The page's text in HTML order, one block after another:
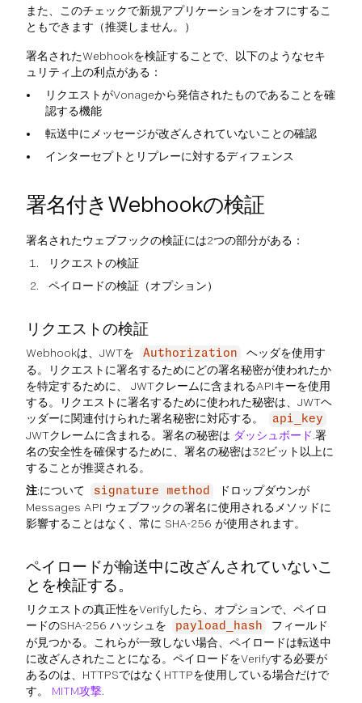
また、このチェックで新規アプリケーションをオフにするこ
ともできます（推奨しません。）
署名されたWebhookを検証することで、以下のようなセキ
ュリティ上の利点がある：
リクエストがVonageから発信されたものであることを確
認する機能
転送中にメッセージが改ざんされていないことの確認
インターセプトとリプレーに対するディフェンス
署名付きWebhookの検証
署名されたウェブフックの検証には2つの部分がある：
リクエストの検証
ペイロードの検証（オプション）
リクエストの検証
Webhookは、JWTを Authorization
ヘッダを使用す
る。リクエストに署名するためにどの署名秘密が使われたか
を特定するために、 JWTクレームに含まれるAPIキーを使用
する。リクエストに署名するために使われた秘密は、JWTヘ
ッダーに関連付けられた署名秘密に対応する。
api_key
JWTクレームに含まれる。署名の秘密は ダッシュボード.署
名の安全性を確保するために、署名の秘密は32ビット以上に
することが推奨される。
注:について signature method
ドロップダウンが
Messages API ウェブフックの署名に使用されるメソッドに
影響することはなく、常に SHA-256 が使用されます。
ペイロードが輸送中に改ざんされていないこ
とを検証する。
リクエストの真正性をVerifyしたら、オプションで、ペイロ
ードのSHA-256 ハッシュを
payload_hash
フィールド
が見つかる。これらが一致しない場合、ペイロードは転送中
に改ざんされたことになる。ペイロードをVerifyする必要が
あるのは、HTTPSではなくHTTPを使用している場合だけで
す。 MITM攻撃.